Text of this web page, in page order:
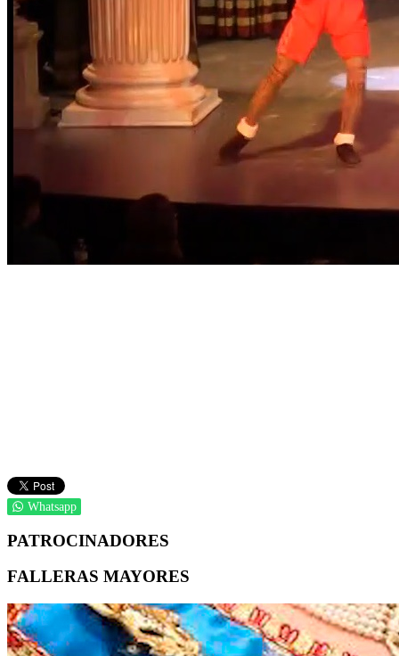
Whatsapp
PATROCINADORES
FALLERAS MAYORES